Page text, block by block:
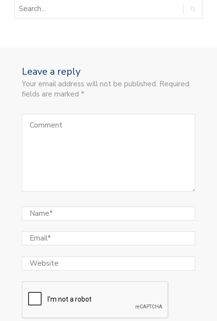
Leave a reply
Your email address will not be published. Required
fields are marked *